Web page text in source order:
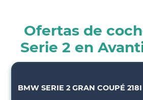
Ofertas de
Serie 2 en
BMW SERIE 2 GRAN COUPÉ 218I